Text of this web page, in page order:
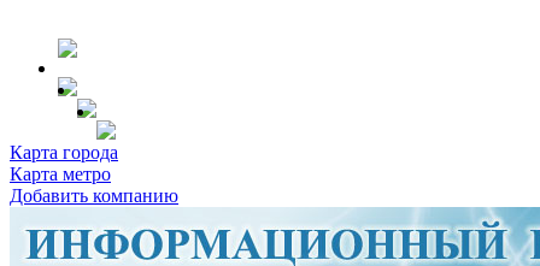
Карта города
Карта метро
Добавить компанию